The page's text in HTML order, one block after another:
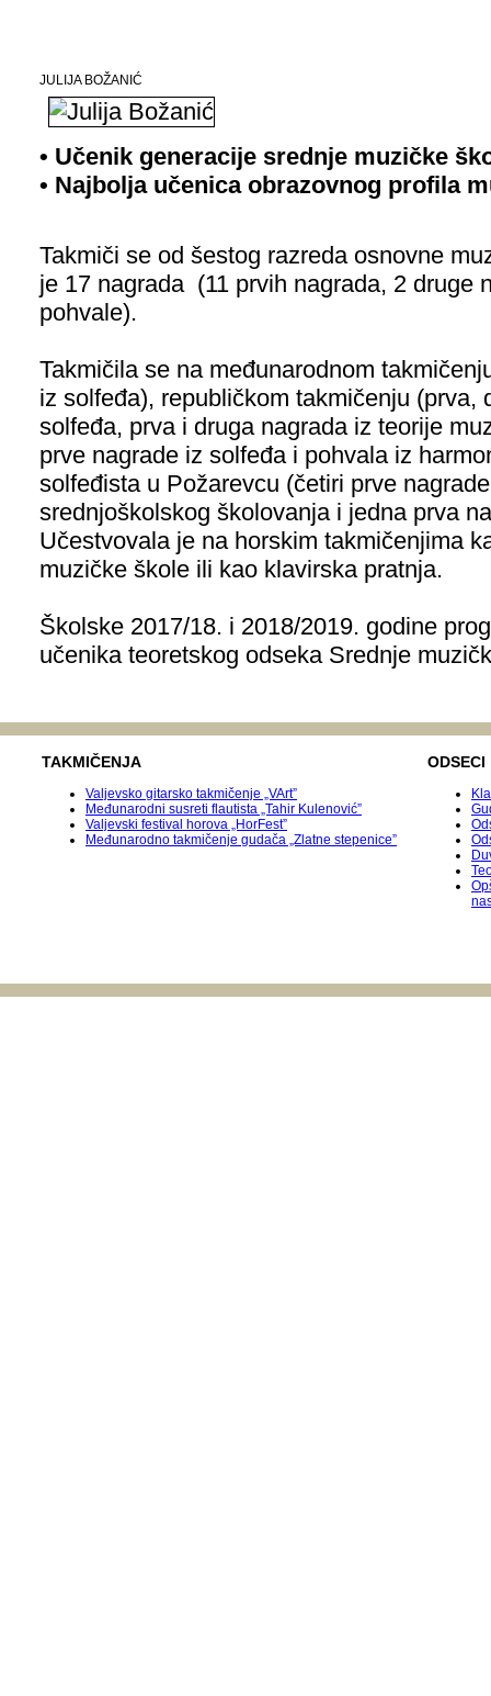
JULIJA BOŽANIĆ
• Učenik generacije srednje muzičke
• Najbolja učenica obrazovnog profila
Takmiči se od šestog razreda osnovne
je 17 nagrada (11 prvih nagrada, 2 druge
pohvale).
Takmičila se na međunarodnom
iz solfeđa), republičkom takmičenju (prva,
solfeđa, prva i druga nagrada iz teorije
prve nagrade iz solfeđa i pohvala iz
solfeđista u Požarevcu (četiri prve
srednjoškolskog školovanja i jedna prva
Učestvovala je na horskim takmičenjima
muzičke škole ili kao klavirska pratnja.
Školske 2017/18. i 2018/2019. godine
učenika teoretskog odseka Srednje
TAKMIČENJA
Valjevsko gitarsko takmičenje „VArt”
Međunarodni susreti flautista „Tahir Kulenović”
Valjevski festival horova „HorFest”
Međunarodnо takmičenje gudača „Zlatne stepenice”
ODSECI